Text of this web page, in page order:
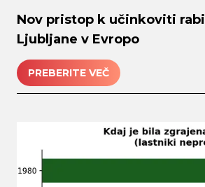
Nov pristop k učinkoviti
Ljubljane v Evropo
PREBERITE VEČ